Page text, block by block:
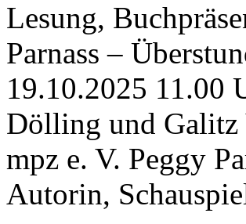
Lesung,
Parnass –
19.10.2025 11.00
Dölling und Galitz
mpz e. V. Peggy
Autorin,